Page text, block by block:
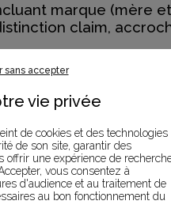
marque (mère et
claim,
RECHERCHE
sans accepter
vie privée
de cookies et des technologies
de son site, garantir des
offrir une expérience de
vous consentez à
d'audience et au traitement de
au bon fonctionnement du